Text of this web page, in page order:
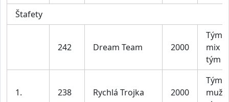
Štafety
242 Dream Team 2000
Tým
mix
tým
1. 238 Rychlá Trojka 2000
Tým